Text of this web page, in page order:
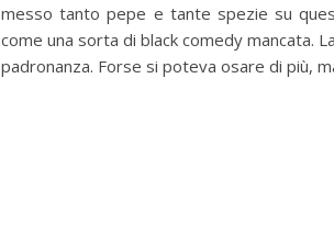
messo tanto pepe e tante spezie su
come una sorta di black comedy mancata.
padronanza. Forse si poteva osare di più,